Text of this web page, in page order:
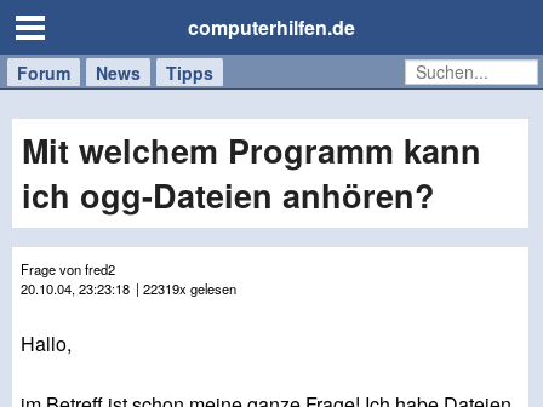
computerhilfen.de
Forum News Tipps
Handy
Tablet
Windows
Mac
Mit welchem Programm kann
ich ogg-Dateien anhören?
Frage von fred2
20.10.04, 23:23:18 | 22319x gelesen
Hallo,